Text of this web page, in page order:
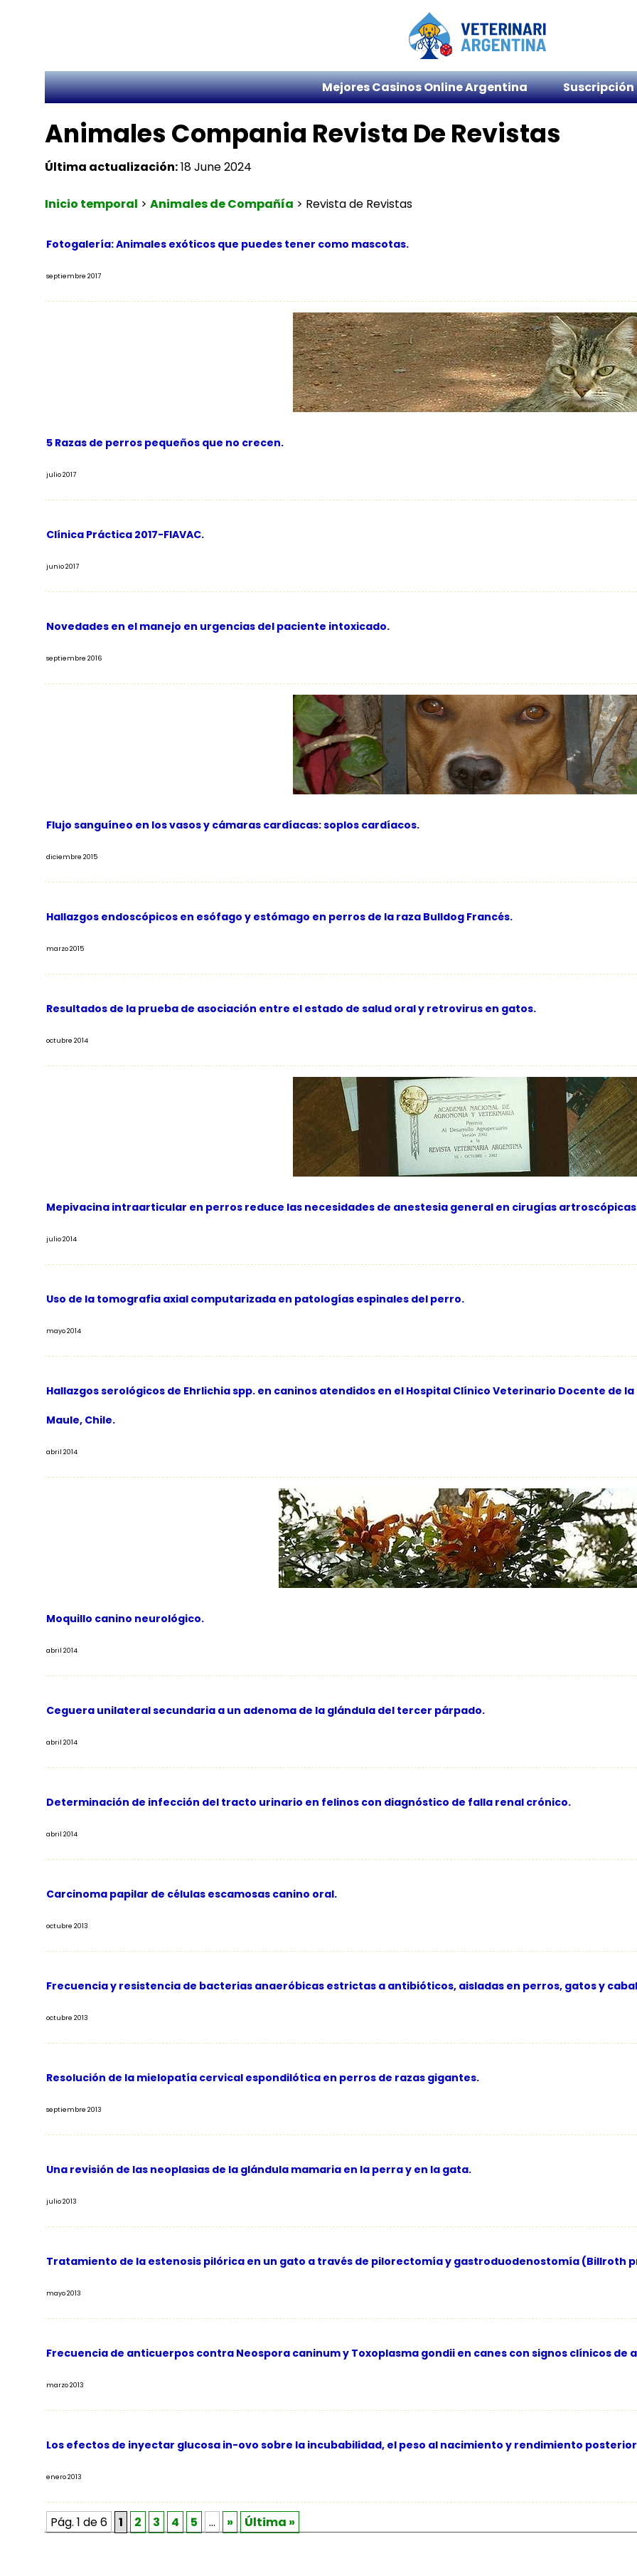
Mejores Casinos Online Argentina Suscripción
Animales Compania Revista De Revistas
Última actualización:18 June 2024
Inicio temporal > Animales de Compañía > Revista de Revistas
Fotogalería: Animales exóticos que puedes tener como mascotas.
septiembre 2017
5 Razas de perros pequeños que no crecen.
julio 2017
Clínica Práctica 2017-FIAVAC.
junio 2017
Novedades en el manejo en urgencias del paciente intoxicado.
septiembre 2016
Flujo sanguíneo en los vasos y cámaras cardíacas: soplos cardíacos.
diciembre 2015
Hallazgos endoscópicos en esófago y estómago en perros de la raza Bulldog Francés.
marzo 2015
Resultados de la prueba de asociación entre el estado de salud oral y retrovirus en gatos.
octubre 2014
Mepivacina intraarticular en perros reduce las necesidades de anestesia general en cirugías
julio 2014
Uso de la tomografia axial computarizada en patologías espinales del perro.
mayo 2014
Hallazgos serológicos de Ehrlichia spp. en caninos atendidos en el Hospital Clínico Veterinario Docente de
Maule, Chile.
abril 2014
Moquillo canino neurológico.
abril 2014
Ceguera unilateral secundaria a un adenoma de la glándula del tercer párpado.
abril 2014
Determinación de infección del tracto urinario en felinos con diagnóstico de falla renal crónico.
abril 2014
Carcinoma papilar de células escamosas canino oral.
octubre 2013
Frecuencia y resistencia de bacterias anaeróbicas estrictas a antibióticos, aisladas en perros, gatos y
octubre 2013
Resolución de la mielopatía cervical espondilótica en perros de razas gigantes.
septiembre 2013
Una revisión de las neoplasias de la glándula mamaria en la perra y en la gata.
julio 2013
Tratamiento de la estenosis pilórica en un gato a través de pilorectomía y gastroduodenostomía (Billroth
mayo 2013
Frecuencia de anticuerpos contra Neospora caninum y Toxoplasma gondii en canes con signos clínicos de
marzo 2013
Los efectos de inyectar glucosa in-ovo sobre la incubabilidad, el peso al nacimiento y rendimiento
enero 2013
Pág. 1 de 6 1 2 3 4 5 … » Última »